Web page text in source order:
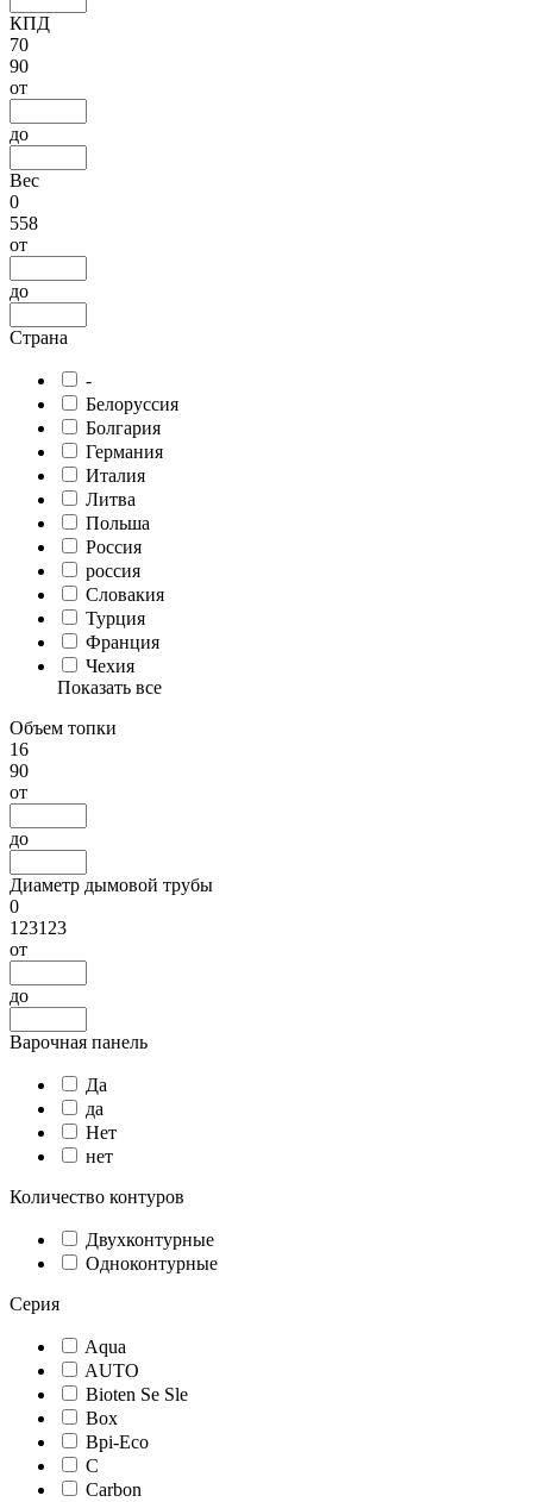
КПД
70
90
от
до
Вес
0
558
от
до
Страна
-
Белоруссия
Болгария
Германия
Италия
Литва
Польша
Россия
россия
Словакия
Турция
Франция
Чехия
Показать все
Объем топки
16
90
от
до
Диаметр дымовой трубы
0
123123
от
до
Варочная панель
Да
да
Нет
нет
Количество контуров
Двухконтурные
Одноконтурные
Серия
Aqua
AUTO
Bioten Se Sle
Box
Bpi-Eco
C
Carbon